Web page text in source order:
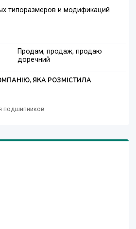
типоразмеров и модификаций
Продам, продаж, продаю
доречний
ЯКА РОЗМІСТИЛА
подшипников